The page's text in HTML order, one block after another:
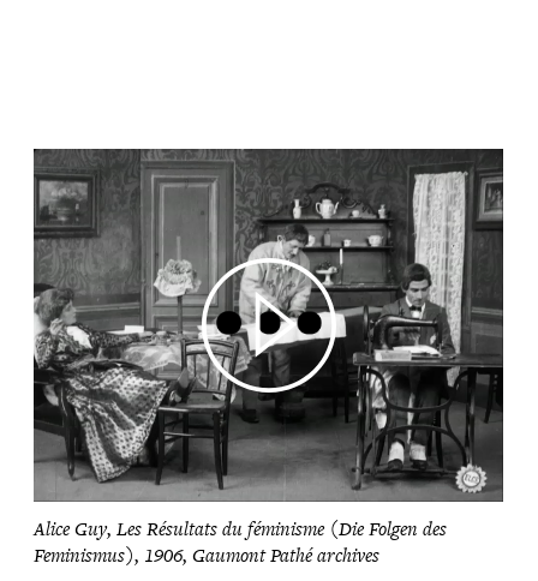
Alice Guy, Les Résultats du féminisme (Die Folgen des
Feminismus), 1906, Gaumont Pathé archives